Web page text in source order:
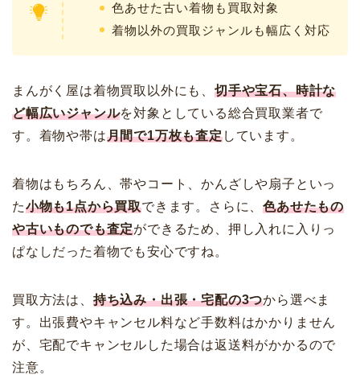
色あせた古い着物も買取対象
着物以外の買取ジャンルも幅広く対応
まんがく屋は着物買取以外にも、 切手や宝石、時計な
ど幅広いジャンルを対象としている総合買取業者で
す。着物や帯は月間で1万枚も査定しています。
着物はもちろん、帯やコート、かんざしや扇子といっ
た小物も1点から買取できます。さらに、色あせたもの
や古いものでも査定ができるため、押し入れに入りっ
ぱなしだった着物でも安心ですね。
買取方法は、 持ち込み・出張・宅配の3つから選べま
す。出張費やキャンセル料など手数料はかかりません
が、宅配でキャンセルした場合は返送料がかかるので
注意。